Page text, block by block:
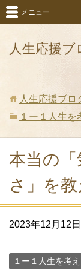
人生応援ブ
メニュー
人生応援ブロ
１ー１人生を
本当の
さ」を
2023年12月12日
１ー１人生を考